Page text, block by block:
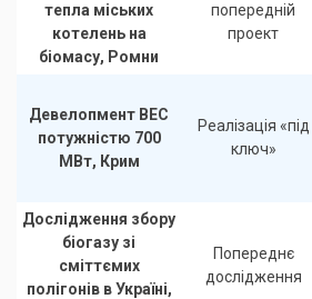
тепла міських
котелень на
біомасу, Ромни
попередній
проект
Девелопмент ВЕС
потужністю 700
МВт, Крим
Реалізація «під
ключ»
Дослідження збору
біогазу зі
сміттємих
полігонів в Україні,
Попереднє
дослідження